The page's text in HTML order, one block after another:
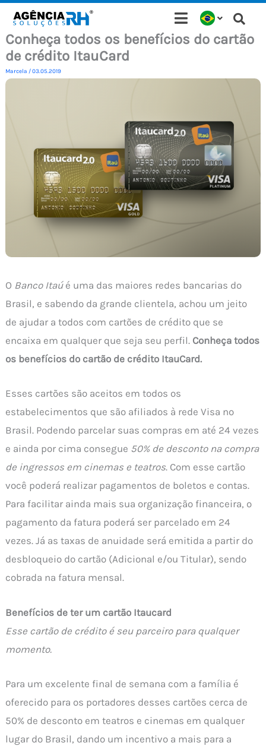
para
conteúdo
Conheça todos os benefícios do cartão
de crédito ItauCard
Marcela /03.05.2019
O Banco Itaúé uma das maiores redes bancarias do
Brasil, e sabendo da grande clientela, achou um jeito
de ajudar a todos com cartões de crédito que se
encaixa em qualquer que seja seu perfil. Conheça todos
os benefícios do cartão de crédito ItauCard.
Esses cartões são aceitos em todos os
estabelecimentos que são afiliados à rede Visa no
Brasil. Podendo parcelar suas compras em até 24 vezes
e ainda por cima consegue 50% de desconto na compra
de ingressos em cinemas e teatros. Com esse cartão
você poderá realizar pagamentos de boletos e contas.
Para facilitar ainda mais sua organização financeira, o
pagamento da fatura poderá ser parcelado em 24
vezes. Já as taxas de anuidade será emitida a partir do
desbloqueio do cartão (Adicional e/ou Titular), sendo
cobrada na fatura mensal.
Benefícios de ter um cartão Itaucard
Esse cartão de crédito é seu parceiro para qualquer
momento.
Para um excelente final de semana com a família é
oferecido para os portadores desses cartões cerca de
50% de desconto em teatros e cinemas em qualquer
lugar do Brasil, dando um incentivo a mais para a